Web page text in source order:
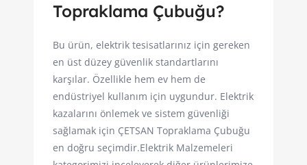
Topraklama Çubuğu?
Bu ürün, elektrik tesisatlarınız için gereken
en üst düzey güvenlik standartlarını
karşılar. Özellikle hem ev hem de
endüstriyel kullanım için uygundur. Elektrik
kazalarını önlemek ve sistem güvenliği
sağlamak için ÇETSAN Topraklama Çubuğu
en doğru seçimdir.Elektrik Malzemeleri